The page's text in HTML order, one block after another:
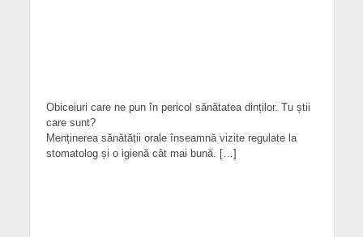
Obiceiuri care ne pun în pericol sănătatea dinților. Tu știi
care sunt?
Menținerea sănătății orale înseamnă vizite regulate la
stomatolog și o igienă cât mai bună. […]